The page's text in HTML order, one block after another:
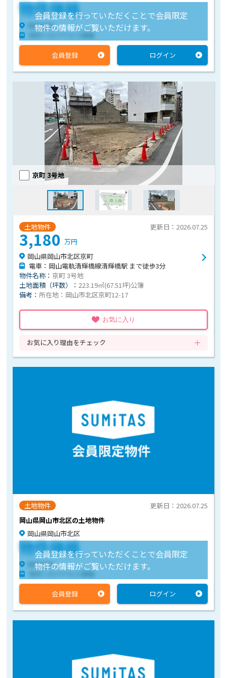
会員登録を行っていただくことで会員限定
物件の情報がご覧いただけます。
物件価格
物件住所
物件へのアクセス情報
会員登録 ログイン
土地物件
京町 3号地
更新日：2026.07.25
3,180万円
岡山県岡山市北区京町
電車：岡山電軌清輝橋線清輝橋駅 まで徒歩3分
物件名称： 京町 3号地
土地面積（坪数）：223.19㎡(67.51坪)公簿
備考：所在地：岡山市北区京町12-17
お気に入り
お気に入り理由をチェック
土地物件
岡山県岡山市北区の土地物件
更新日：2026.07.25
岡山県岡山市北区
会員登録を行っていただくことで会員限定
物件の情報がご覧いただけます。
物件価格
物件住所
物件へのアクセス情報
会員登録 ログイン